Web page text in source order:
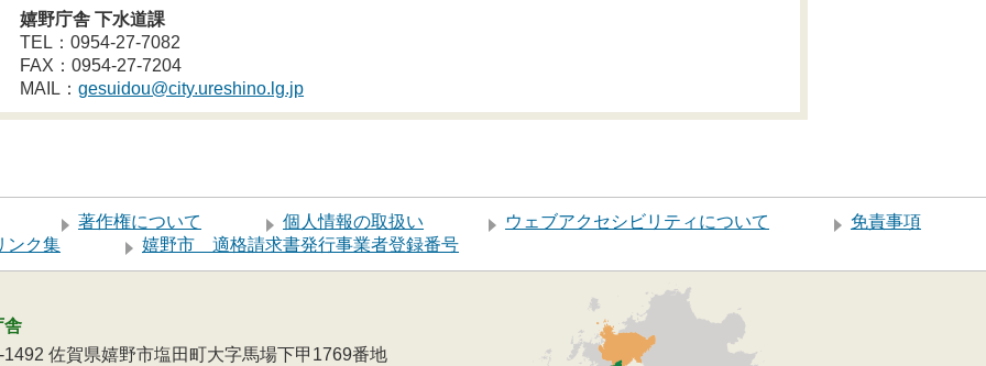
嬉野庁舎 下水道課
TEL：0954-27-7082
FAX：0954-27-7204
MAIL： gesuidou@city.ureshino.lg.jp
著作権について 個人情報の取扱い ウェブアクセシビリティについて
免責事項
ンク集
嬉野市 適格請求書発行事業者登録番号
舎
1492 佐賀県嬉野市塩田町大字馬場下甲1769番地